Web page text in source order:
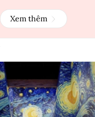
Xem thêm